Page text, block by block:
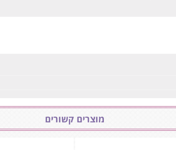
מוצרים קשורים